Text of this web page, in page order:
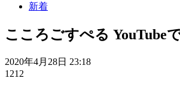
新着
こころごすぺる YouTube
2020年4月28日 23:18
1212